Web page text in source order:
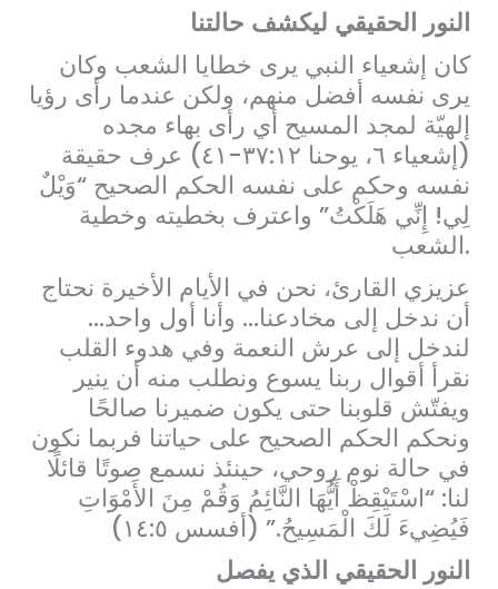
النور الحقيقي ليكشف حالتنا
كان إشعياء النبي يرى خطايا الشعب وكان
يرى نفسه أفضل منهم، ولكن عندما رأى رؤيا
إلهيّة لمجد المسيح أي رأى بهاء مجده
(إشعياء ٦، يوحنا ٣٧:١٢-٤١) عرف حقيقة
نفسه وحكم على نفسه الحكم الصحيح “وَيْلٌ
لِي! إِنِّي هَلَكْتُ” واعترف بخطيته وخطية
الشعب.
عزيزي القارئ، نحن في الأيام الأخيرة نحتاج
أن ندخل إلى مخادعنا… وأنا أول واحد…
لندخل إلى عرش النعمة وفي هدوء القلب
نقرأ أقوال ربنا يسوع ونطلب منه أن ينير
ويفتّش قلوبنا حتى يكون ضميرنا صالحًا
ونحكم الحكم الصحيح على حياتنا فربما نكون
في حالة نوم روحي، حينئذ نسمع صوتًا قائلًا
لنا: “اسْتَيْقِظْ أَيُّهَا النَّائِمُ وَقُمْ مِنَ الأَمْوَاتِ
فَيُضِيءَ لَكَ الْمَسِيحُ.” (أفسس ١٤:٥)
النور الحقيقي الذي يفصل